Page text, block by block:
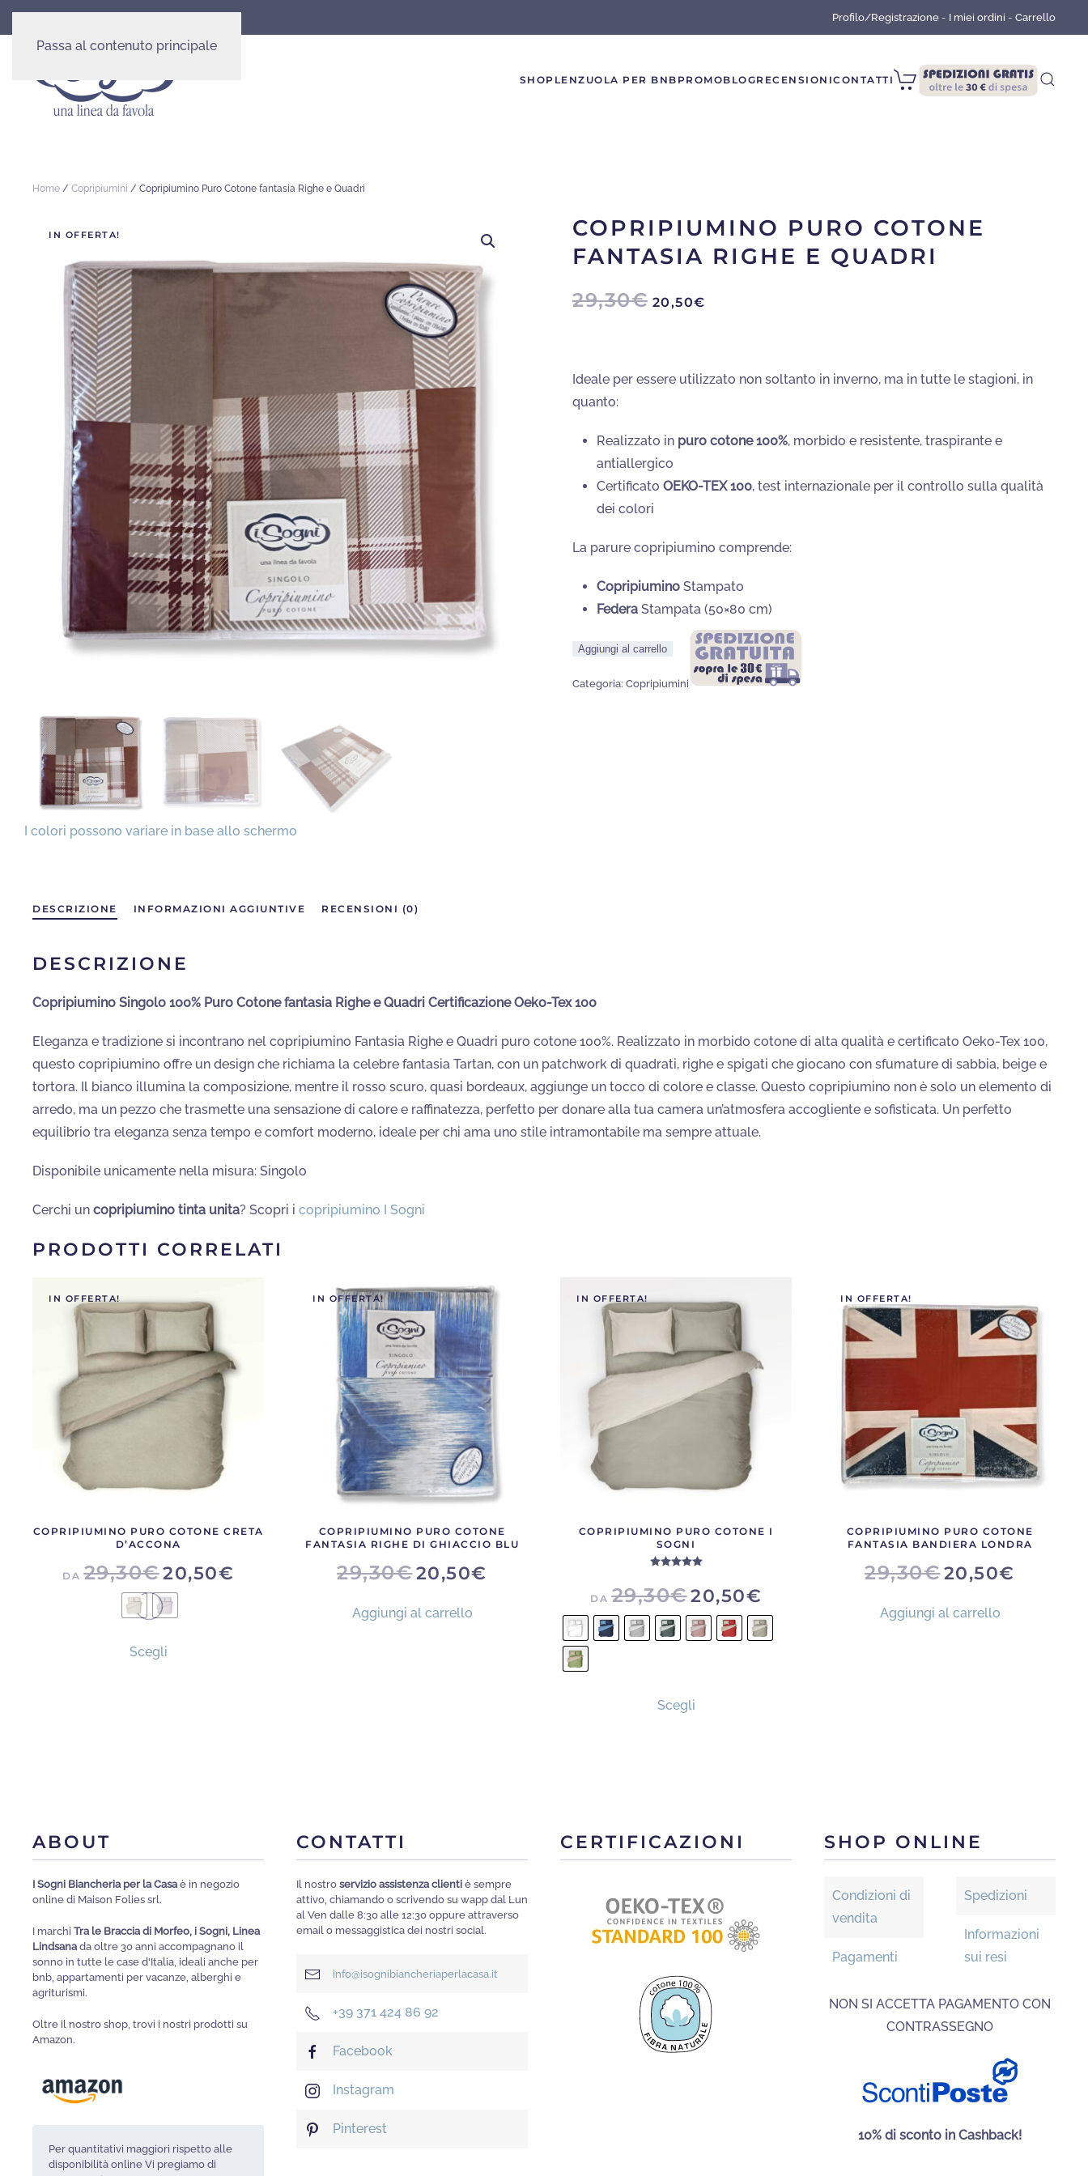
Passa al contenuto principale
Profilo/Registrazione - I miei ordini - Carrello
SHOP LENZUOLA PER BNB PROMOBLOGRECENSIONICONTATTI
Home / Copripiumini / Copripiumino Puro Cotone fantasia Righe e Quadri
IN OFFERTA!
COPRIPIUMINO PURO COTONE
FANTASIA RIGHE E QUADRI
29,30€ IL
PREZZO
20,50€
Ideale per essere utilizzato non soltanto in inverno, ma in tutte le stagioni, in
quanto:
Realizzato in puro cotone 100%, morbido e resistente, traspirante e
antiallergico
Certificato OEKO-TEX 100, test internazionale per il controllo sulla qualità
dei colori
La parure copripiumino comprende:
Copripiumino Stampato
Federa Stampata (50×80 cm)
Copripiumino
Cotone
Aggiungi al carrello
Categoria: Copripiumini
DESCRIZIONE INFORMAZIONI AGGIUNTIVE RECENSIONI (0)
DESCRIZIONE
Copripiumino Singolo 100% Puro Cotone fantasia Righe e Quadri Certificazione Oeko-Tex 100
Eleganza e tradizione si incontrano nel copripiumino Fantasia Righe e Quadri puro cotone 100%. Realizzato in morbido cotone di alta qualità e certificato Oeko-Tex 100,
questo copripiumino offre un design che richiama la celebre fantasia Tartan, con un patchwork di quadrati, righe e spigati che giocano con sfumature di sabbia, beige e
tortora. Il bianco illumina la composizione, mentre il rosso scuro, quasi bordeaux, aggiunge un tocco di colore e classe. Questo copripiumino non è solo un elemento di
arredo, ma un pezzo che trasmette una sensazione di calore e raffinatezza, perfetto per donare alla tua camera un’atmosfera accogliente e sofisticata. Un perfetto
equilibrio tra eleganza senza tempo e comfort moderno, ideale per chi ama uno stile intramontabile ma sempre attuale.
Disponibile unicamente nella misura: Singolo
Cerchi un copripiumino tinta unita? Scopri i copripiumino I Sogni
PRODOTTI CORRELATI
IN OFFERTA!
COPRIPIUMINO PURO COTONE CRETA
D’ACCONA
DA29,30€20,50€
Scegliprodotto
nella
pagina
prodotto
IN OFFERTA!
COPRIPIUMINO PURO COTONE
FANTASIA RIGHE DI GHIACCIO BLU
29,30€ IL
PREZZO
29,30€.
20,50€
Aggiungi al carrello
IN OFFERTA!
COPRIPIUMINO PURO COTONE I
SOGNI
Valutato
DA29,30€20,50€
Scegliprodotto
possono
nella
pagina
prodotto
IN OFFERTA!
COPRIPIUMINO PURO COTONE
FANTASIA BANDIERA LONDRA
29,30€ IL
PREZZO
29,30€.
20,50€
Aggiungi al carrello
ABOUT
I Sogni Biancheria per la Casaè in negozio
online di Maison Folies srl.
I marchi Tra le Braccia di Morfeo, i Sogni, Linea
Lindsanada oltre 30 anni accompagnano il
sonno in tutte le case d'Italia, ideali anche per
bnb, appartamenti per vacanze, alberghi e
agriturismi.
Oltre il nostro shop, trovi i nostri prodotti su
Amazon.
Per quantitativi maggiori rispetto alle
disponibilità online Vi pregiamo di
CONTATTI
Il nostro servizio assistenza clienti è sempre
attivo, chiamando o scrivendo su wapp dal Lun
al Ven dalle 8:30 alle 12:30 oppure attraverso
email o messaggistica dei nostri social.
info@isognibiancheriaperlacasa.it
+39 371 424 86 92
Facebook
Instagram
Pinterest
CERTIFICAZIONI SHOP ONLINE
Condizioni di
vendita
Pagamenti
Spedizioni
Informazioni
sui resi
NON SI ACCETTA PAGAMENTO CON
CONTRASSEGNO
10% di sconto in Cashback!